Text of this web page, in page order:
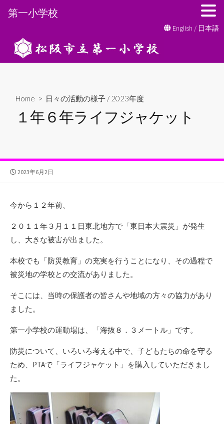
ン
English / 日本語
Home > 日々の活動の様子 /2023年度
１年６年ライフジャケット
公
2023年6月2日
今から１２年前、
２０１１年３月１１日東北地方で「東日本大震災」が発生
し、大きな被害が出ました。
本校でも「防災教育」の充実を行うことになり、その過程で
被災地の学校との交流がありました。
そこには、当時の保護者の皆さんや地域の方々の協力があり
ました。
第一小学校の運動場は、「海抜８．３メートル」です。
防災について、いろいろ考える中で、子どもたちの命を守る
ため、PTAで「ライフジャケット」を購入していただきまし
た。
第一小学校